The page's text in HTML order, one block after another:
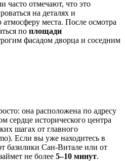
часто отмечают, что это
на деталях и
места. После осмотра
по площади
фасадом дворца и соседним
она расположена по адресу
сердце исторического центра
шагах от главного
Если вы уже находитесь в
базилики Сан-Витале или от
не более 5–10 минут.